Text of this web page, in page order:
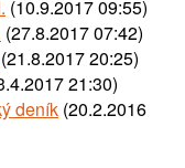
(10.9.2017 09:55)
(27.8.2017 07:42)
(21.8.2017 20:25)
21:30)
deník (20.2.2016